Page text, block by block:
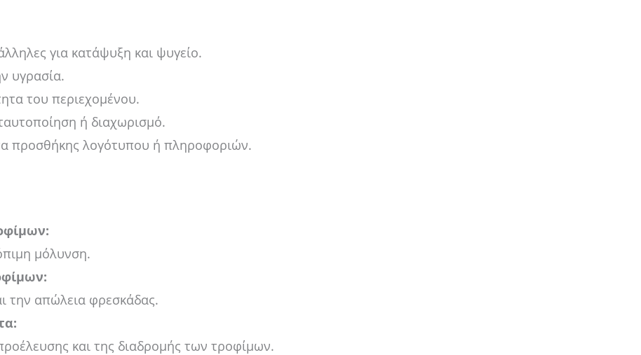
για κατάψυξη και ψυγείο.
υγρασία.
του περιεχομένου.
ή διαχωρισμό.
προσθήκης λογότυπου ή πληροφοριών.
μόλυνση.
την απώλεια φρεσκάδας.
και της διαδρομής των τροφίμων.